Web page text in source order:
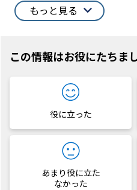
もっと見る
この情報はお役にたちま
役に立った
あまり役に立た
なかった